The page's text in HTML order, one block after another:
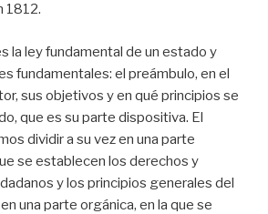
1812.
la ley fundamental de un estado y
fundamentales: el preámbulo, en el
sus objetivos y en qué principios se
que es su parte dispositiva. El
dividir a su vez en una parte
se establecen los derechos y
y los principios generales del
una parte orgánica, en la que se